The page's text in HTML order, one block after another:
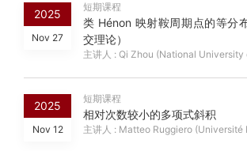
2025
Nov 27
短期课程
类 Hénon 映射鞍周期点的等分
交理论）
主讲人 : Qi Zhou (National University
2025
Nov 12
短期课程
相对次数较小的多项式斜积
主讲人 : Matteo Ruggiero (Université